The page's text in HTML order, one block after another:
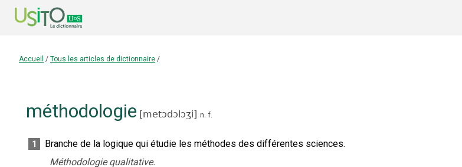
Accueil / Tous les articles de dictionnaire /
méthodologie [metɔdɔlɔʒi] n. f.
1
Branche de la logique qui étudie les méthodes des différentes sciences.
Méthodologie qualitative.